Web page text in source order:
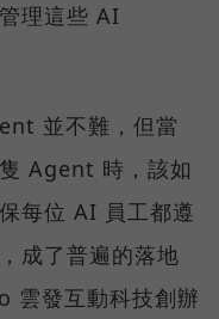
理這些 AI
並不難，但當
Agent 時，該如
每位 AI 員工都遵
成了普遍的落地
雲發互動科技創辦